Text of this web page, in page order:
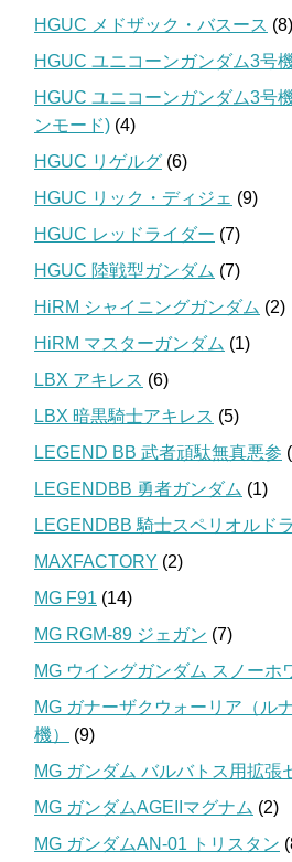
HGUC メドザック・バスース (8)
HGUC ユニコーンガンダム3号
HGUC ユニコーンガンダム3号
ンモード) (4)
HGUC リゲルグ (6)
HGUC リック・ディジェ (9)
HGUC レッドライダー (7)
HGUC 陸戦型ガンダム (7)
HiRM シャイニングガンダム (2)
HiRM マスターガンダム (1)
LBX アキレス (6)
LBX 暗黒騎士アキレス (5)
LEGEND BB 武者頑駄無真悪参
LEGENDBB 勇者ガンダム (1)
LEGENDBB 騎士スペリオルド
MAXFACTORY (2)
MG F91 (14)
MG RGM-89 ジェガン (7)
MG ウイングガンダム スノーホ
MG ガナーザクウォーリア（ル
機）
(9)
MG ガンダム バルバトス用拡張
MG ガンダムAGEIIマグナム (2)
MG ガンダムAN-01 トリスタン